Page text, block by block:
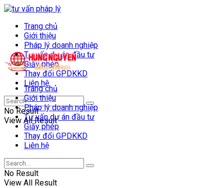
Trang chủ
Giới thiệu
Pháp lý doanh nghiệp
Tư vấn dự án đầu tư
Giấy phép
Thay đổi GPDKKD
Liên hệ
No Result
View All Result
Trang chủ
Giới thiệu
Pháp lý doanh nghiệp
Tư vấn dự án đầu tư
Giấy phép
Thay đổi GPDKKD
Liên hệ
No Result
View All Result